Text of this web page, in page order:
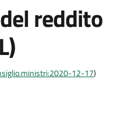
reddito
12-17)